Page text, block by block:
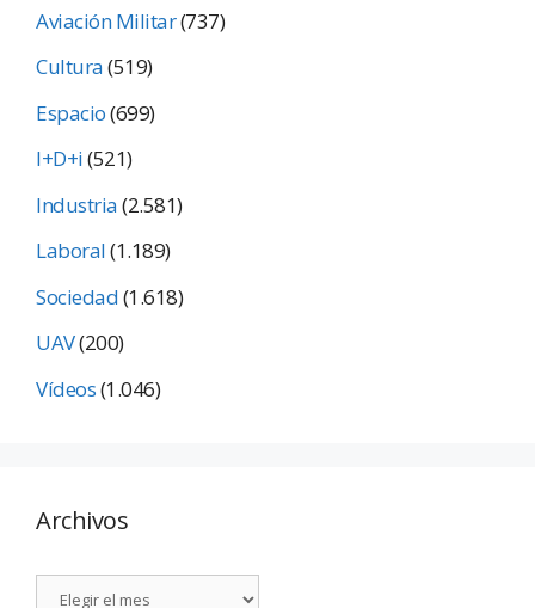
Aviación Militar(737)
Cultura(519)
Espacio(699)
I+D+i(521)
Industria(2.581)
Laboral(1.189)
Sociedad(1.618)
UAV(200)
Vídeos(1.046)
Archivos